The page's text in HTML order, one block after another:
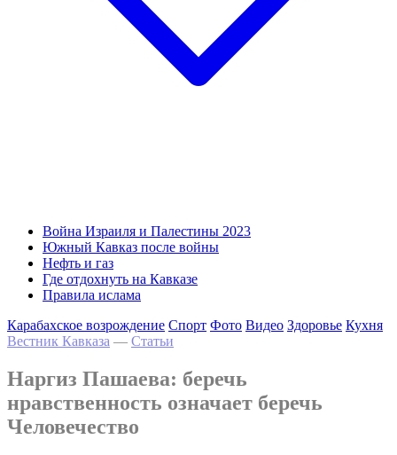
Война Израиля и Палестины 2023
Южный Кавказ после войны
Нефть и газ
Где отдохнуть на Кавказе
Правила ислама
Карабахское возрождение Спорт Фото Видео Здоровье Кухня
Вестник Кавказа — Статьи
Наргиз Пашаева: беречь
нравственность означает беречь
Человечество